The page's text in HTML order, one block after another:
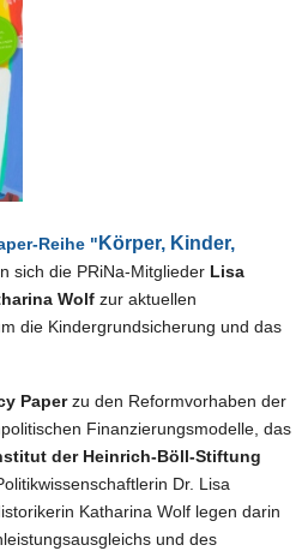
Reihe " Körper, Kinder,
sich die PRiNa-Mitglieder Lisa
Wolf zur aktuellen
die Kindergrundsicherung und das
Paperzu den Reformvorhaben der
Finanzierungsmodelle, das
der Heinrich-Böll-Stiftung
Dr. Lisa
Katharina Wolf legen darin
und des